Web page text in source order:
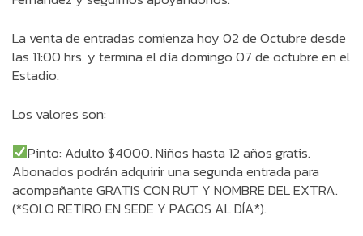
La venta de entradas comienza hoy 02 de Octubre desde
las 11:00 hrs. y termina el día domingo 07 de octubre en el
Estadio.
Los valores son:
Pinto: Adulto $4000. Niños hasta 12 años gratis.
Abonados podrán adquirir una segunda entrada para
acompañante GRATIS CON RUT Y NOMBRE DEL EXTRA.
(*SOLO RETIRO EN SEDE Y PAGOS AL DÍA*).